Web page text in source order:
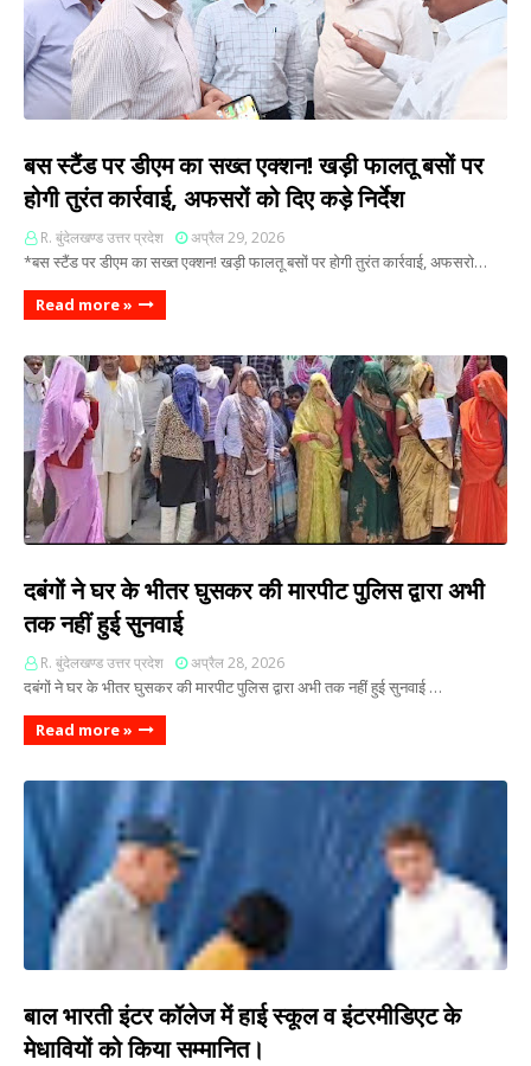
बस स्टैंड पर डीएम का सख्त एक्शन! खड़ी फालतू बसों पर
होगी तुरंत कार्रवाई, अफसरों को दिए कड़े निर्देश
R. बुंदेलखण्ड उत्तर प्रदेश अप्रैल 29, 2026
*बस स्टैंड पर डीएम का सख्त एक्शन! खड़ी फालतू बसों पर होगी तुरंत कार्रवाई, अफसरो…
Read more »
दबंगों ने घर के भीतर घुसकर की मारपीट पुलिस द्वारा अभी
तक नहीं हुई सुनवाई
R. बुंदेलखण्ड उत्तर प्रदेश अप्रैल 28, 2026
दबंगों ने घर के भीतर घुसकर की मारपीट पुलिस द्वारा अभी तक नहीं हुई सुनवाई …
Read more »
बाल भारती इंटर कॉलेज में हाई स्कूल व इंटरमीडिएट के
मेधावियों को किया सम्मानित।